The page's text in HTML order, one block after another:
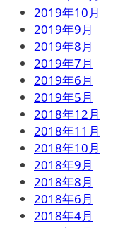
2019年10月
2019年9月
2019年8月
2019年7月
2019年6月
2019年5月
2018年12月
2018年11月
2018年10月
2018年9月
2018年8月
2018年6月
2018年4月